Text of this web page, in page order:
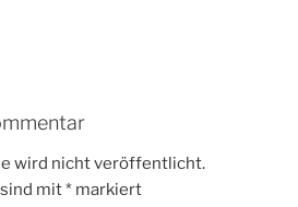
wird nicht veröffentlicht.
mit* markiert